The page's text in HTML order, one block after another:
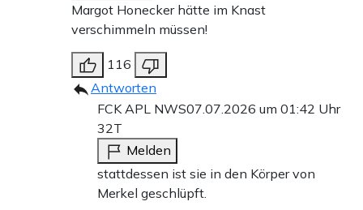
Margot Honecker hätte im Knast
verschimmeln müssen!
116
Antworten
FCK APL NWS07.07.2026 um 01:42 Uhr
32T
Melden
stattdessen ist sie in den Körper von
Merkel geschlüpft.